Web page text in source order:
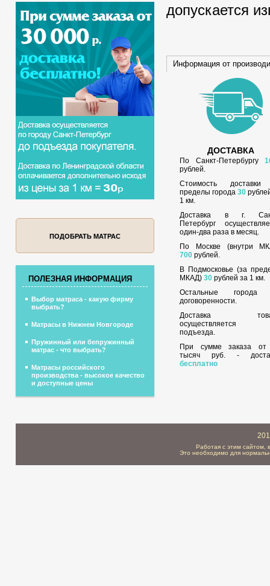
допускается
Информация от
ДОСТАВКА
По Санкт-Петербургу
рублей.
Стоимость
пределы города30
1 км.
Доставка в г.
Петербург
один-два раза в месяц.
По Москве (внутри
700 рублей.
В Подмосковье (за
МКАД)30 рублей за 1 км.
Остальные города
договоренности.
Доставка
осуществляется
подъезда.
При сумме заказа
тысяч руб. -
бесплатно
ПОДОБРАТЬ МАТРАС
ПОЛЕЗНАЯ ИНФОРМАЦИЯ
Выбор матраса - какую фирму
выбрать?
Матрасы в Нижнем Новгороде
Пружинный или бепружинный
матрас - что выбрать?
Матрасы российского
производства - высокое качество
и доступные цены
Работая с этим сайтом,
Это необходимо для